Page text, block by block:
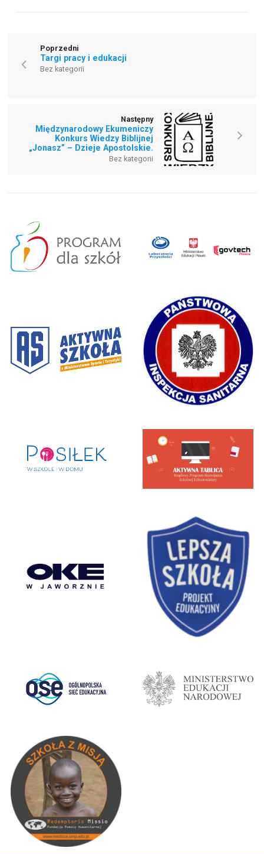
Poprzedni
Targi pracy i edukacji
Bez kategorii
Następny
Międzynarodowy Ekumeniczy
Konkurs Wiedzy Biblijnej
„Jonasz” – Dzieje Apostolskie.
Bez kategorii